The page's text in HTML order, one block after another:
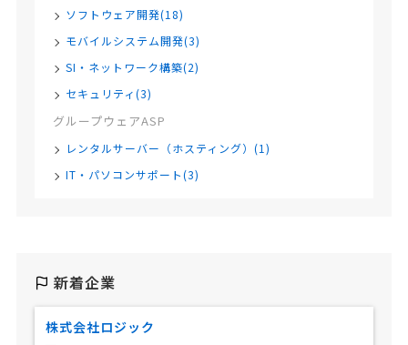
ソフトウェア開発(18)
モバイルシステム開発(3)
SI・ネットワーク構築(2)
セキュリティ(3)
グループウェアASP
レンタルサーバー（ホスティング）(1)
IT・パソコンサポート(3)
新着企業
株式会社ロジック